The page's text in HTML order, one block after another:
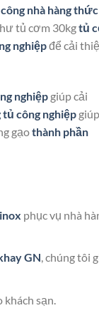
nhà hàng
tủ cơm 30kgtủ
nghiệpđể cải
nghiệp giúp cải
tủ công nghiệp
gạothành phần
phục vụ nhà
GN, chúng tôi
sạn.